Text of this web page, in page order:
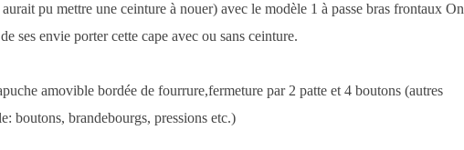
pu mettre une ceinture à nouer) avec le modèle 1 à passe bras frontaux On
ses envie porter cette cape avec ou sans ceinture.
amovible bordée de fourrure,fermeture par 2 patte et 4 boutons (autres
boutons, brandebourgs, pressions etc.)